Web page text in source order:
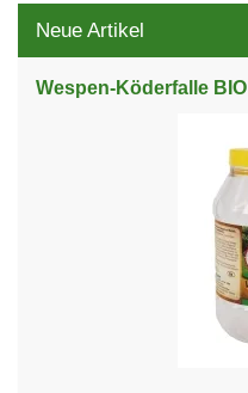
Neue Artikel
Wespen-Köderfalle BIO